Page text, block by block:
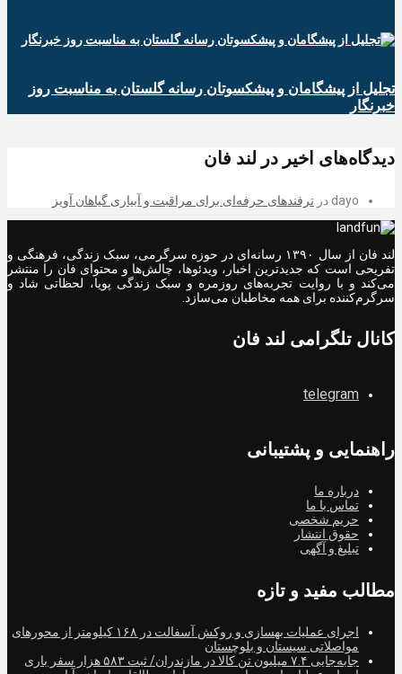
تجلیل از پیشگامان و پیشکسوتان رسانه گلستان به مناسبت روز
خبرنگار
دیدگاه‌های اخیر در لند فان
dayo در ترفندهای حرفه‌ای برای مراقبت و آبیاری گیاهان آویز
لند فان از سال ۱۳۹۰ رسانه‌ای در حوزه سرگرمی، سبک زندگی، فرهنگی و
تفریحی است که جدیدترین اخبار، ویدئوها، چالش‌ها و محتوای فان را منتشر
می‌کند و با روایت تجربه‌های روزمره و سبک زندگی پویا، لحظاتی شاد و
سرگرم‌کننده برای همه مخاطبان می‌سازد.
کانال تلگرامی لند فان
telegram
راهنمایی و پشتیبانی
درباره ما
تماس با ما
حریم شخصی
حقوق انتشار
تبلیغ و آگهی
مطالب مفید و تازه
اجرای عملیات بهسازی و روکش آسفالت در ۱۶۸ کیلومتر از محورهای
مواصلاتی سیستان و بلوچستان
جابه‌جایی ۷.۴ میلیون تن کالا در مازندران/ ثبت ۵۸۳ هزار سفر باری